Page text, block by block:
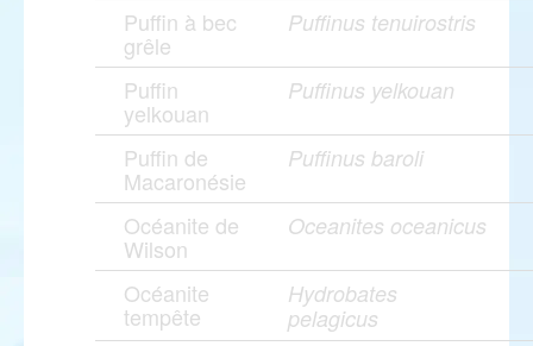
Puffin à bec
grêle
Puffinus tenuirostris
Puffin
yelkouan
Puffinus yelkouan
Puffin de
Macaronésie
Puffinus baroli
Océanite de
Wilson
Oceanites oceanicus
Océanite
tempête
Hydrobates
pelagicus